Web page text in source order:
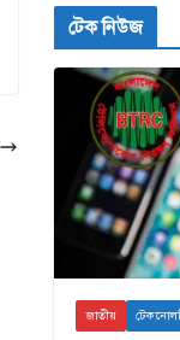
টেক নিউজ
জাতীয়